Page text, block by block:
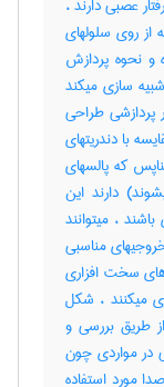
روی سلولهای
نحوه پردازش
سازی میکند
طراحی
با دندریتهای
که پالسهای
دارند این
، میتوانند
مناسبی
سخت افزاری
میکنند ، شکل
طریق بررسی و
در مواردی چون
مورد استفاده